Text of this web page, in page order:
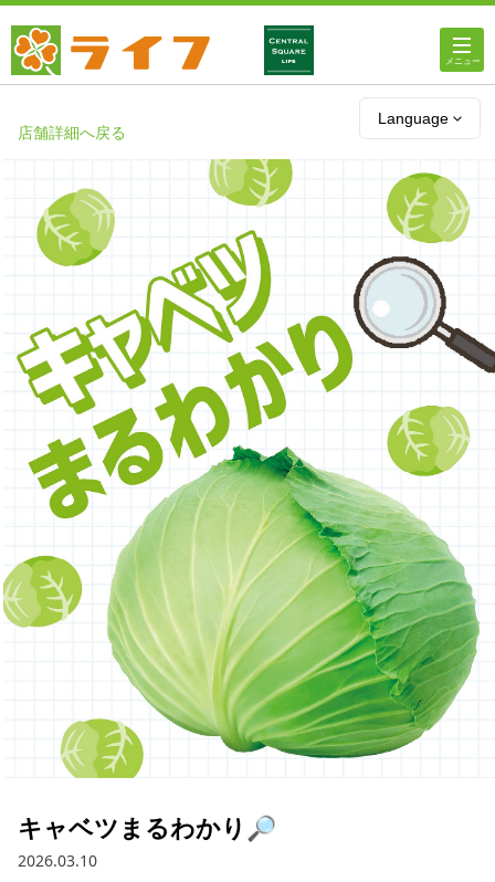
Language
店舗・チラシ情報
オンラインストア
ライフネットスーパー
企業情報
IR情報
採用情報
お問い合わせ
Contact us in English
店舗詳細へ戻る
キャベツまるわかり🔎
2026.03.10